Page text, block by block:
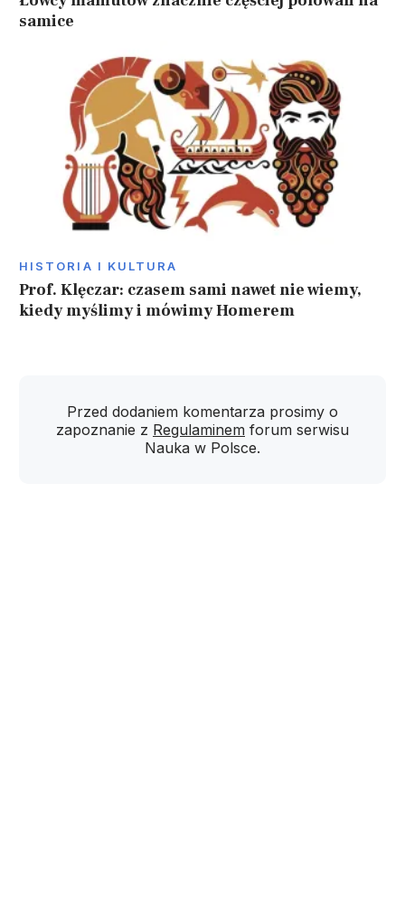
samice
HISTORIA I KULTURA
Prof. Klęczar: czasem sami nawet nie wiemy,
kiedy myślimy i mówimy Homerem
Przed dodaniem komentarza prosimy o
zapoznanie z Regulaminem forum serwisu
Nauka w Polsce.